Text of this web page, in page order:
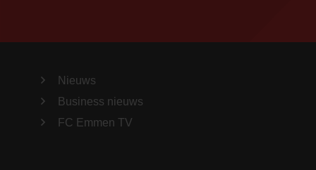
Nieuws
Business nieuws
FC Emmen TV